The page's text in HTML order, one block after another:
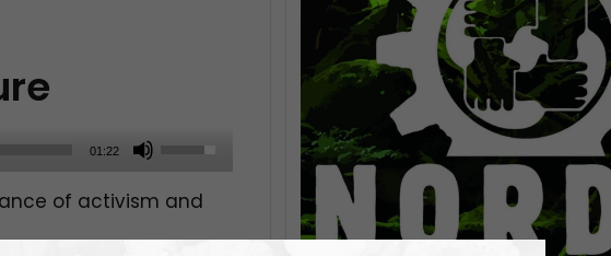
01:22
U
e
of activism and